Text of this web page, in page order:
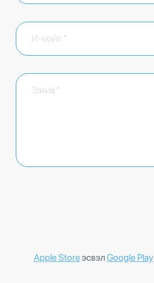
Apple StoreэсвэлGoogle Play